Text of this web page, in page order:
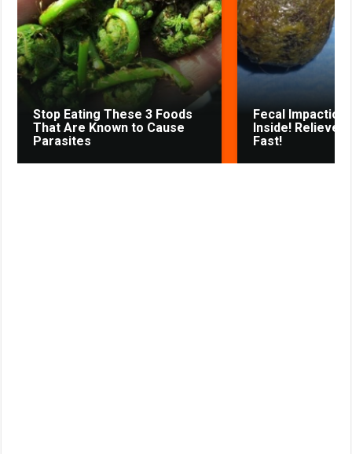
o
k
p
p
a
m
a
s
n
i
k
i
e
s
t
u
r
Stop Eating These 3 Foods
That Are Known to Cause
Parasites
Fecal Impaction
Inside! Relieves
Fast!